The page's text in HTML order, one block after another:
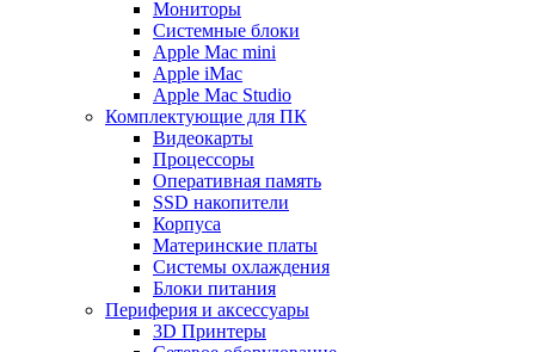
Мониторы
Системные блоки
Apple Mac mini
Apple iMac
Apple Mac Studio
Комплектующие для ПК
Видеокарты
Процессоры
Оперативная память
SSD накопители
Корпуса
Материнские платы
Системы охлаждения
Блоки питания
Периферия и аксессуары
3D Принтеры